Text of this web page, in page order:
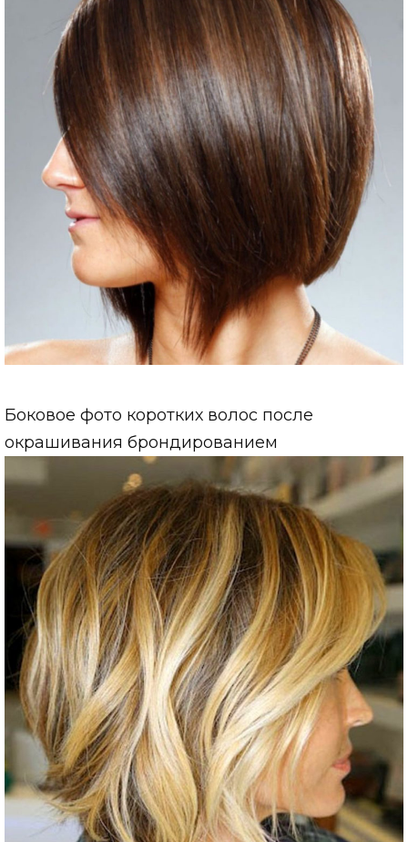
Боковое фото коротких волос после
окрашивания брондированием